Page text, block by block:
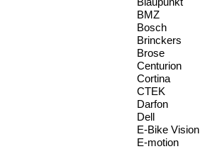
BMZ
Bosch
Brinckers
Brose
Centurion
Cortina
CTEK
Darfon
Dell
E-Bike Vision
E-motion